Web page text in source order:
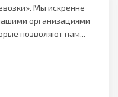
Мы искренне
организациями
позволяют нам...